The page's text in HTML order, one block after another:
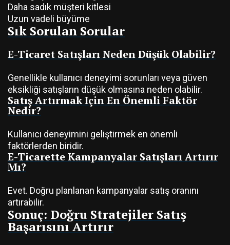
Daha sadık müşteri kitlesi
Uzun vadeli büyüme
Sık Sorulan Sorular
E-Ticaret Satışları Neden Düşük Olabilir?
Genellikle kullanıcı deneyimi sorunları veya güven
eksikliği satışların düşük olmasına neden olabilir.
Satış Artırmak Için En Önemli Faktör
Nedir?
Kullanıcı deneyimini geliştirmek en önemli
faktörlerden biridir.
E-Ticarette Kampanyalar Satışları Artırır
Mı?
Evet. Doğru planlanan kampanyalar satış oranını
artırabilir.
Sonuç: Doğru Stratejiler Satış
Başarısını Artırır